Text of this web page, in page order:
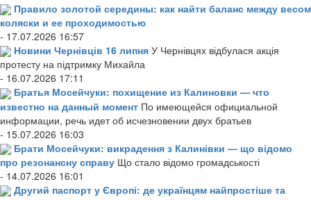
Правило золотой середины: как найти баланс между весом
коляски и ее проходимостью
- 17.07.2026 16:57
Новини Чернівців 16 липня У Чернівцях відбулася акція
протесту на підтримку Михайла
- 16.07.2026 17:11
Братья Мосейчуки: похищение из Калиновки — что
известно на данный момент По имеющейся официальной
информации, речь идет об исчезновении двух братьев
- 15.07.2026 16:03
Брати Мосейчуки: викрадення з Калинівки — що відомо
про резонансну справу Що стало відомо громадськості
- 14.07.2026 16:01
Другий паспорт у Європі: де українцям найпростіше та